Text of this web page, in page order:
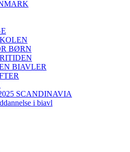
BØRN
BIAVLER
SCANDINAVIA
i biavl